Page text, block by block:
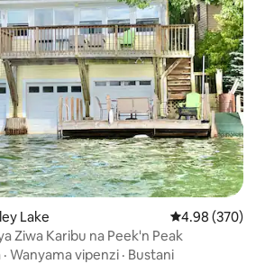
Lake Ukadiriaji wa
4.98 (370)
Ziwa Karibu na Peek'n Peak
· Wanyama vipenzi · Bustani